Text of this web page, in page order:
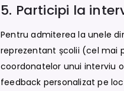
5. Participi la
Pentru admiterea la unele
reprezentant școlii (cel mai
coordonatelor unui interviu
feedback personalizat pe